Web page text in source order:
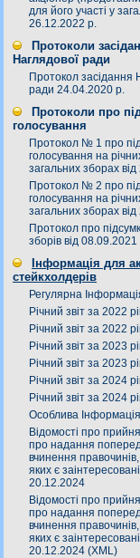
для його участі у
26.12.2022 р.
Протоколи
Наглядової ради
Протокол засідання
ради 24.04.2020 р.
Протоколи про
голосування
Протокол № 1 про
голосування на
загальних зборах
Протокол № 2 про
голосування на
загальних зборах
Протокол про
зборів від 08.09.2021
Інформація для
стейкхолдерів
Регулярна
Річний звіт за 2022
Річний звіт за 2022
Річний звіт за 2023
Річний звіт за 2023
Річний звіт за 2024
Річний звіт за 2024
Особлива Інформація
Відомості про
про надання
вчинення
яких є
20.12.2024
Відомості про
про надання
вчинення
яких є
20.12.2024 (XML)